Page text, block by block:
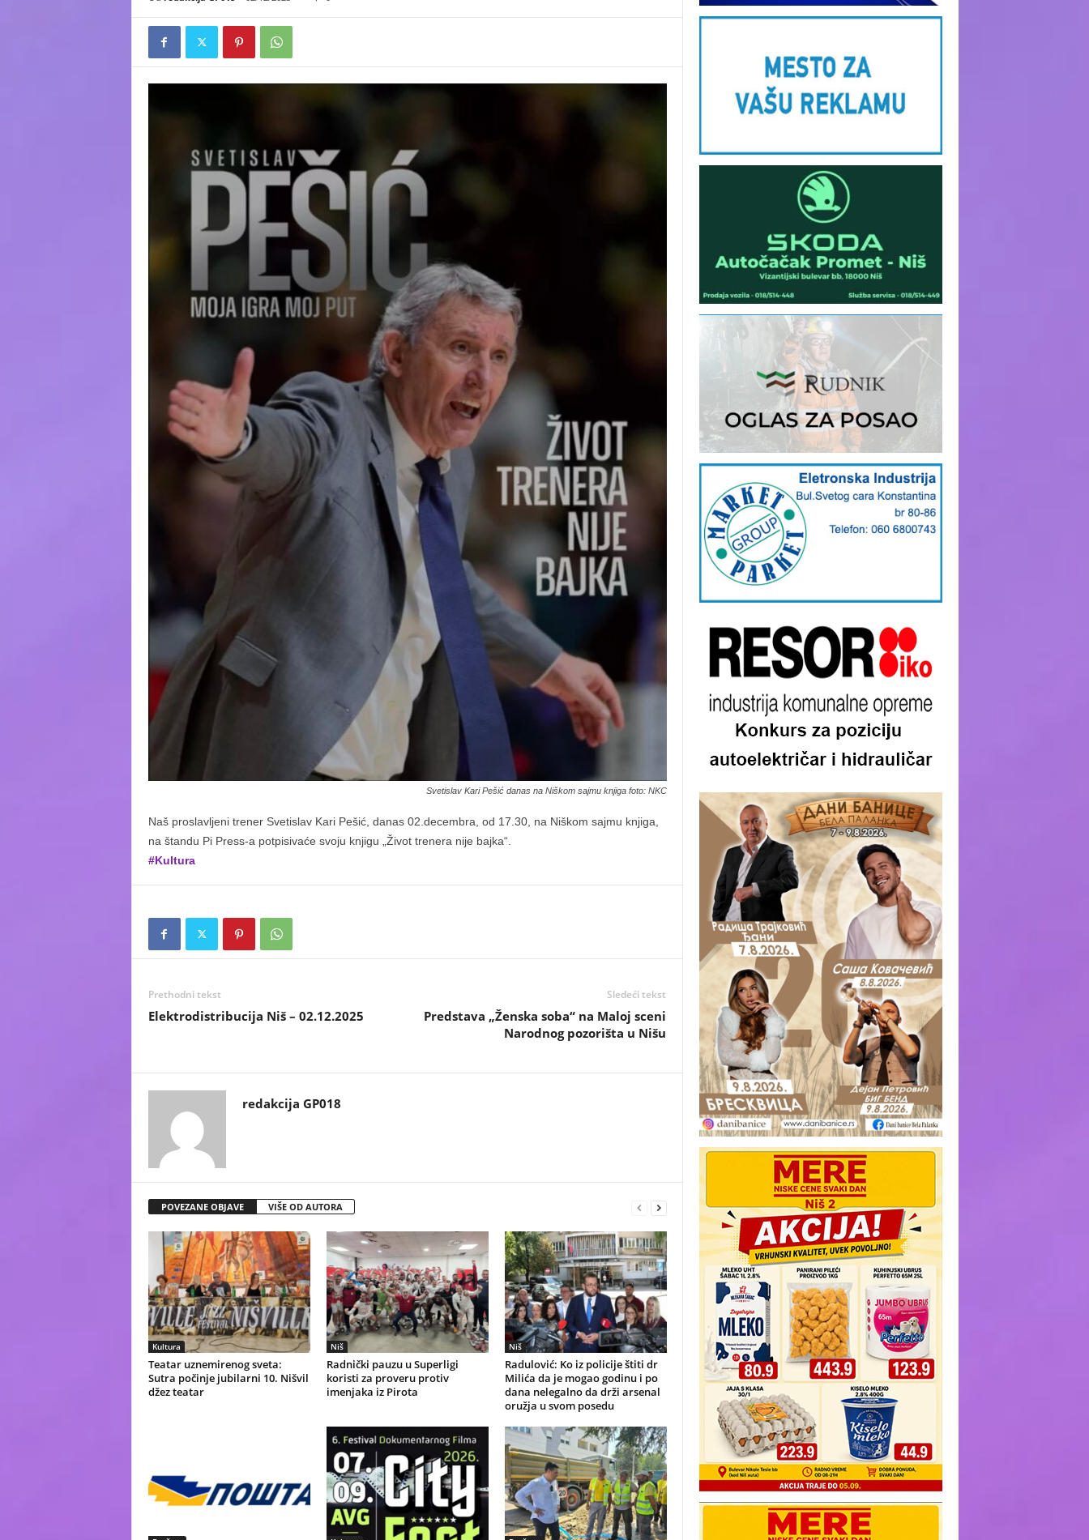
Svetislav Kari Pešić danas na Niškom sajmu knjiga foto: NKC
Naš proslavljeni trener Svetislav Kari Pešić, danas 02.decembra, od 17.30, na Niškom sajmu knjiga,
na štandu Pi Press-a potpisivaće svoju knjigu „Život trenera nije bajka“.
#Kultura
Prethodni tekst
Elektrodistribucija Niš – 02.12.2025
Sledeći tekst
Predstava „Ženska soba“ na Maloj sceni
Narodnog pozorišta u Nišu
redakcija GP018
POVEZANE OBJAVE VIŠE OD AUTORA
Kultura
Teatar uznemirenog sveta:
Sutra počinje jubilarni 10. Nišvil
džez teatar
Niš
Radnički pauzu u Superligi
koristi za proveru protiv
imenjaka iz Pirota
Niš
Radulović: Ko iz policije štiti dr
Milića da je mogao godinu i po
dana nelegalno da drži arsenal
oružja u svom posedu